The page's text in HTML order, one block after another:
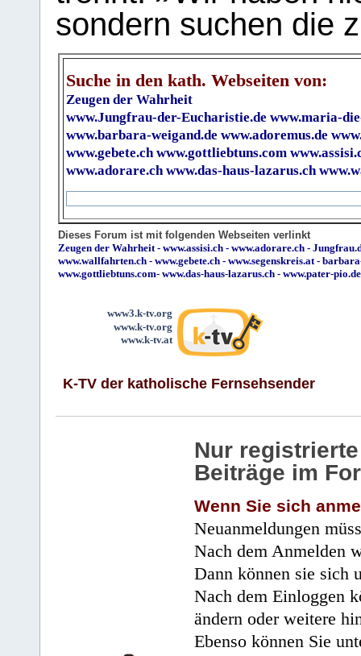
sondern suchen die
Suche in den kath. Webseiten von:
Zeugen der Wahrheit
www.Jungfrau-der-Eucharistie.de www.maria-
www.barbara-weigand.de www.adoremus.de
www.gebete.ch www.gottliebtuns.com
www.adorare.ch www.das-haus-lazarus.ch
Dieses Forum ist mit folgenden Webseiten verlinkt
Zeugen der Wahrheit- www.assisi.ch - www.adorare.ch -
www.wallfahrten.ch - www.gebete.ch - www.segenskreis.at-
www.gottliebtuns.com- www.das-haus-lazarus.ch - www.pater-pio.de
www3.k-tv.org
www.k-tv.org
www.k-tv.at
K-TV der katholische Fernsehsender
Nur
Beiträge im
Wenn Sie sich
Neuanmeldungen
Nach dem Anmelden
Dann können sie sich
Nach dem Einloggen
ändern oder weitere
Ebenso können Sie